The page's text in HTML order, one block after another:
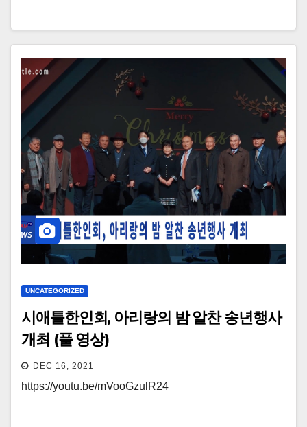
UNCATEGORIZED
시애틀한인회, 아리랑의 밤 알찬 송년행사
개최 (풀 영상)
DEC 16, 2021
https://youtu.be/mVooGzulR24